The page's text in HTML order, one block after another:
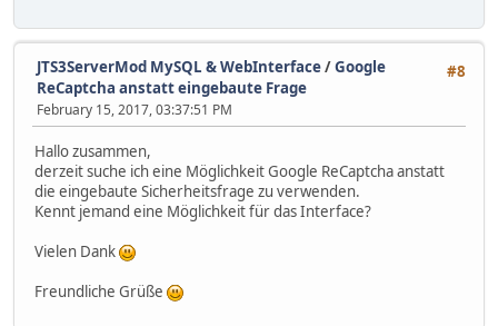
#8
JTS3ServerMod MySQL & WebInterface/Google
ReCaptcha anstatt eingebaute Frage
February 15, 2017, 03:37:51 PM
Hallo zusammen,
derzeit suche ich eine Möglichkeit Google ReCaptcha anstatt
die eingebaute Sicherheitsfrage zu verwenden.
Kennt jemand eine Möglichkeit für das Interface?
Vielen Dank
Freundliche Grüße